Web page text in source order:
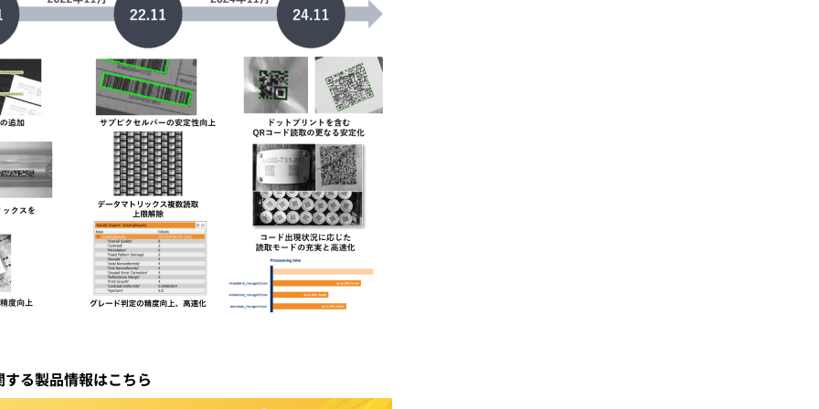
する製品情報はこちら